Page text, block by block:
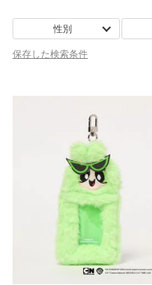
性別
保存した検索条件